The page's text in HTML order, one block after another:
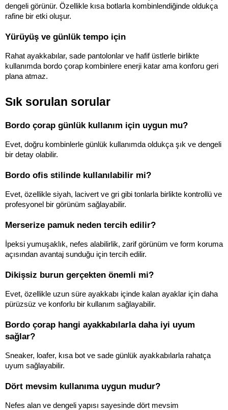
dengeli görünür. Özellikle kısa botlarla kombinlendiğinde oldukça
rafine bir etki oluşur.
Yürüyüş ve günlük tempo için
Rahat ayakkabılar, sade pantolonlar ve hafif üstlerle birlikte
kullanımda bordo çorap kombinlere enerji katar ama konforu geri
plana atmaz.
Sık sorulan sorular
Bordo çorap günlük kullanım için uygun mu?
Evet, doğru kombinlerle günlük kullanımda oldukça şık ve dengeli
bir detay olabilir.
Bordo ofis stilinde kullanılabilir mi?
Evet, özellikle siyah, lacivert ve gri gibi tonlarla birlikte kontrollü ve
profesyonel bir görünüm sağlayabilir.
Merserize pamuk neden tercih edilir?
İpeksi yumuşaklık, nefes alabilirlik, zarif görünüm ve form koruma
açısından avantaj sunduğu için tercih edilir.
Dikişsiz burun gerçekten önemli mi?
Evet, özellikle uzun süre ayakkabı içinde kalan ayaklar için daha
pürüzsüz ve konforlu bir kullanım sağlayabilir.
Bordo çorap hangi ayakkabılarla daha iyi uyum
sağlar?
Sneaker, loafer, kısa bot ve sade günlük ayakkabılarla rahatça
uyum sağlayabilir.
Dört mevsim kullanıma uygun mudur?
Nefes alan ve dengeli yapısı sayesinde dört mevsim